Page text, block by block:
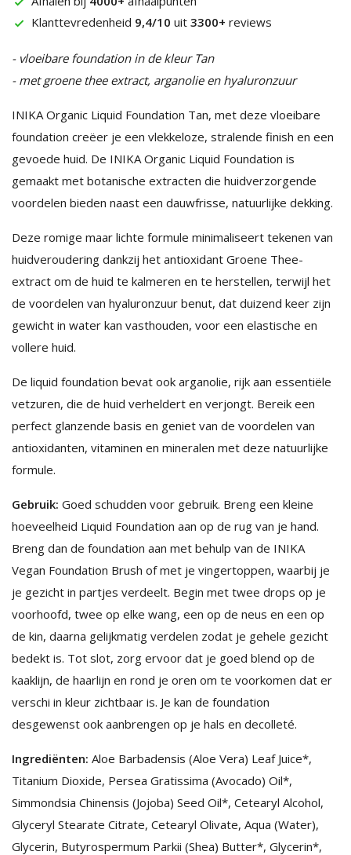
Klanttevredenheid 9,4/10 uit 3300+ reviews
- vloeibare foundation in de kleur Tan
- met groene thee extract, arganolie en hyaluronzuur
INIKA Organic Liquid Foundation Tan, met deze vloeibare
foundation creëer je een vlekkeloze, stralende finish en een
gevoede huid. De INIKA Organic Liquid Foundation is
gemaakt met botanische extracten die huidverzorgende
voordelen bieden naast een dauwfrisse, natuurlijke dekking.
Deze romige maar lichte formule minimaliseert tekenen van
huidveroudering dankzij het antioxidant Groene Thee-
extract om de huid te kalmeren en te herstellen, terwijl het
de voordelen van hyaluronzuur benut, dat duizend keer zijn
gewicht in water kan vasthouden, voor een elastische en
vollere huid.
De liquid foundation bevat ook arganolie, rijk aan essentiële
vetzuren, die de huid verheldert en verjongt. Bereik een
perfect glanzende basis en geniet van de voordelen van
antioxidanten, vitaminen en mineralen met deze natuurlijke
formule.
Gebruik: Goed schudden voor gebruik. Breng een kleine
hoeveelheid Liquid Foundation aan op de rug van je hand.
Breng dan de foundation aan met behulp van de INIKA
Vegan Foundation Brush of met je vingertoppen, waarbij je
je gezicht in partjes verdeelt. Begin met twee drops op je
voorhoofd, twee op elke wang, een op de neus en een op
de kin, daarna gelijkmatig verdelen zodat je gehele gezicht
bedekt is. Tot slot, zorg ervoor dat je goed blend op de
kaaklijn, de haarlijn en rond je oren om te voorkomen dat er
verschi in kleur zichtbaar is. Je kan de foundation
desgewenst ook aanbrengen op je hals en decolleté.
Ingrediënten: Aloe Barbadensis (Aloe Vera) Leaf Juice*,
Titanium Dioxide, Persea Gratissima (Avocado) Oil*,
Simmondsia Chinensis (Jojoba) Seed Oil*, Cetearyl Alcohol,
Glyceryl Stearate Citrate, Cetearyl Olivate, Aqua (Water),
Glycerin, Butyrospermum Parkii (Shea) Butter*, Glycerin*,